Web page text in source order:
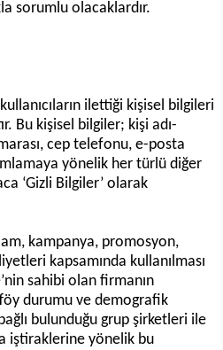
sorumlu olacaklardır.
ilettiği kişisel bilgileri
Bu kişisel bilgiler; kişi adı-
cep telefonu, e-posta
yönelik her türlü diğer
‘Gizli Bilgiler’ olarak
kampanya, promosyon,
kapsamında kullanılması
sahibi olan firmanın
durumu ve demografik
bulunduğu grup şirketleri ile
iştiraklerine yönelik bu